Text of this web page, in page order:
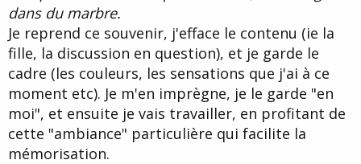
dans du marbre.
Je reprend ce souvenir, j'efface le contenu (ie la
fille, la discussion en question), et je garde le
cadre (les couleurs, les sensations que j'ai à ce
moment etc). Je m'en imprègne, je le garde "en
moi", et ensuite je vais travailler, en profitant de
cette "ambiance" particulière qui facilite la
mémorisation.